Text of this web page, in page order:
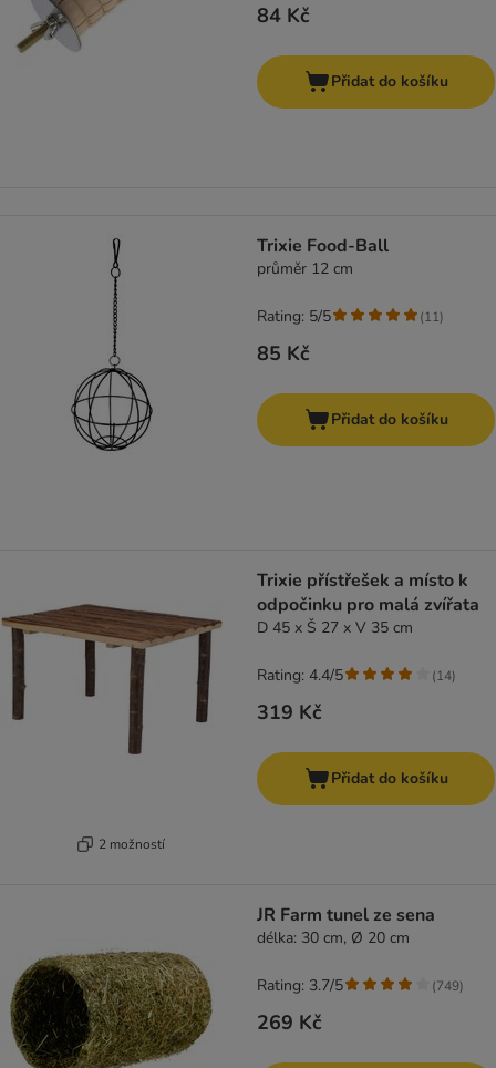
84 Kč
Přidat do košíku
Trixie Food-Ball
průměr 12 cm
85 Kč
Rating: 5/5 (11)
Přidat do košíku
2 možností
Trixie přístřešek a místo k
odpočinku pro malá zvířata
D 45 x Š 27 x V 35 cm
319 Kč
Rating: 4.4/5 (14)
Přidat do košíku
JR Farm tunel ze sena
délka: 30 cm, Ø 20 cm
269 Kč
Rating: 3.7/5 (749)